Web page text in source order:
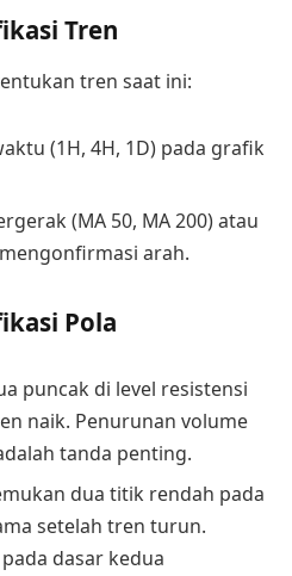
Tren
tren saat ini:
(1H, 4H, 1D) pada grafik
(MA 50, MA 200) atau
arah.
Pola
puncak di level resistensi
naik. Penurunan volume
tanda penting.
dua titik rendah pada
setelah tren turun.
dasar kedua